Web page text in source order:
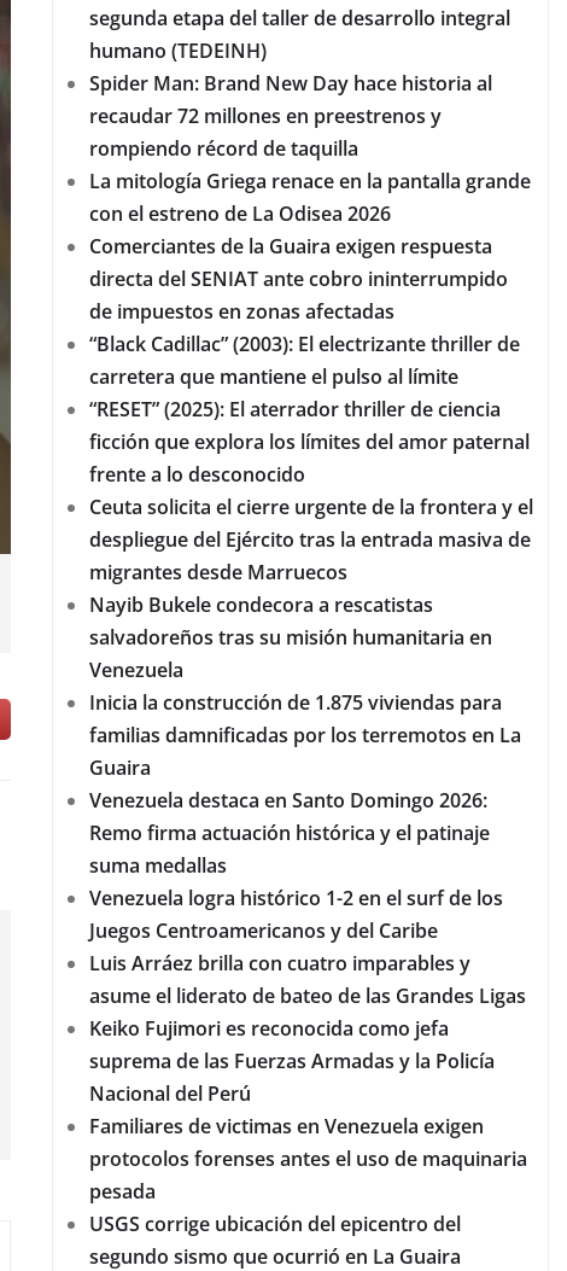
segunda etapa del taller de desarrollo integral
humano (TEDEINH)
Spider Man: Brand New Day hace historia al
recaudar 72 millones en preestrenos y
rompiendo récord de taquilla
La mitología Griega renace en la pantalla grande
con el estreno de La Odisea 2026
Comerciantes de la Guaira exigen respuesta
directa del SENIAT ante cobro ininterrumpido
de impuestos en zonas afectadas
“Black Cadillac” (2003): El electrizante thriller de
carretera que mantiene el pulso al límite
“RESET” (2025): El aterrador thriller de ciencia
ficción que explora los límites del amor paternal
frente a lo desconocido
Ceuta solicita el cierre urgente de la frontera y el
despliegue del Ejército tras la entrada masiva de
migrantes desde Marruecos
Nayib Bukele condecora a rescatistas
salvadoreños tras su misión humanitaria en
Venezuela
Inicia la construcción de 1.875 viviendas para
familias damnificadas por los terremotos en La
Guaira
Venezuela destaca en Santo Domingo 2026:
Remo firma actuación histórica y el patinaje
suma medallas
Venezuela logra histórico 1-2 en el surf de los
Juegos Centroamericanos y del Caribe
Luis Arráez brilla con cuatro imparables y
asume el liderato de bateo de las Grandes Ligas
Keiko Fujimori es reconocida como jefa
suprema de las Fuerzas Armadas y la Policía
Nacional del Perú
Familiares de victimas en Venezuela exigen
protocolos forenses antes el uso de maquinaria
pesada
USGS corrige ubicación del epicentro del
segundo sismo que ocurrió en La Guaira